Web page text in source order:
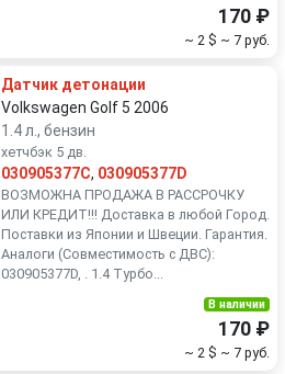
170 ₽
~ 2 $ ~ 7 руб.
Датчик детонации
Volkswagen Golf 5 2006
1.4 л., бензин
хетчбэк 5 дв.
030905377C, 030905377D
ВОЗМОЖНА ПРОДАЖА В РАССРОЧКУ
ИЛИ КРЕДИТ!!! Доставка в любой Город.
Поставки из Японии и Швеции. Гарантия.
Аналоги (Совместимость с ДВС):
030905377D, . 1.4 Турбо...
В наличии
170 ₽
~ 2 $ ~ 7 руб.